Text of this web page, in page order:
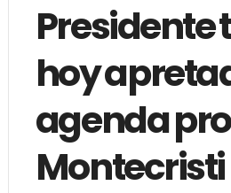
Presidente
hoy
agenda
Montecristi